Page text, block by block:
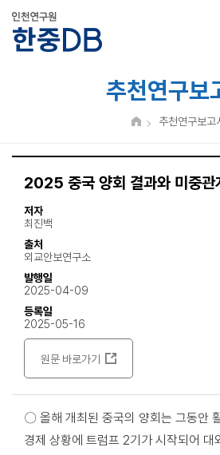
추천연구보
추천연구보고
2025 중국 양회 결과와 미중관
저자
최진백
출처
외교안보연구소
발행일
2025-04-09
등록일
2025-05-16
원문 바로가기
〇 올해 개최된 중국의 양회는 그동안
경제 상황에 트럼프 2기가 시작되어 대